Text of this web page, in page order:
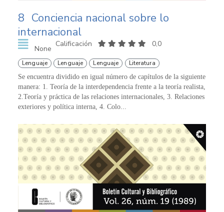
8 Conciencia nacional sobre lo
internacional
None
Calificación 0,0
Lenguaje Lenguaje Lenguaje Literatura
Se encuentra dividido en igual número de capítulos de la siguiente
manera: 1. Teoría de la interdependencia frente a la teoría realista,
2.Teoría y práctica de las relaciones internacionales, 3. Relaciones
exteriores y política interna, 4. Colo...